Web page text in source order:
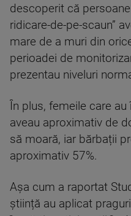
descoperit că
ridicare-de-pe-scaun”
mare de a muri din
perioadei de
prezentau niveluri
În plus, femeile care
aveau aproximativ de
să moară, iar bărbații
aproximativ 57%.
Așa cum a raportat
știință au aplicat